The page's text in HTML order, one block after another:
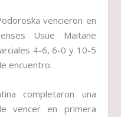
vencieron en
Usue Maitane
4-6, 6-0 y 10-5
encuentro.
completaron una
vencer en primera